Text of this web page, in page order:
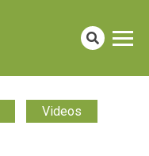
Videos